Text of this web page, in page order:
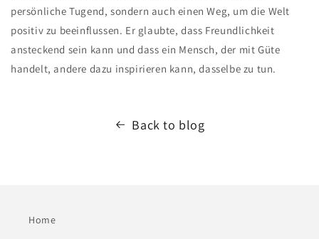
persönliche Tugend, sondern auch einen Weg, um die Welt
positiv zu beeinflussen. Er glaubte, dass Freundlichkeit
ansteckend sein kann und dass ein Mensch, der mit Güte
handelt, andere dazu inspirieren kann, dasselbe zu tun.
Back to blog
Home